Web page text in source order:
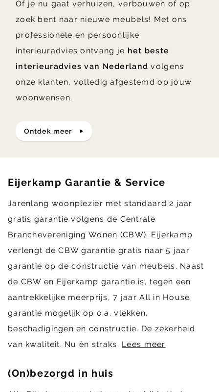
Of je nu gaat verhuizen, verbouwen of op
zoek bent naar nieuwe meubels! Met ons
professionele en persoonlijke
interieuradvies ontvang je het beste
interieuradvies van Nederland volgens
onze klanten, volledig afgestemd op jouw
woonwensen.
ontdek meer
Eijerkamp Garantie & Service
Jarenlang woonplezier met standaard 2 jaar
gratis garantie volgens de Centrale
Branchevereniging Wonen (CBW). Eijerkamp
verlengt de CBW garantie gratis naar 5 jaar
garantie op de constructie van meubels. Naast
de CBW en Eijerkamp garantie is, tegen een
aantrekkelijke meerprijs, 7 jaar All in House
garantie mogelijk op o.a. vlekken,
beschadigingen en constructie. De zekerheid
van kwaliteit. Nu én straks. Lees meer
(On)bezorgd in huis